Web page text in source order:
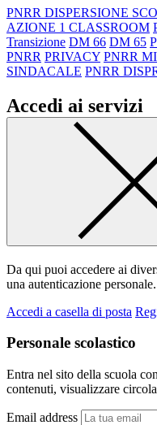
PNRR DISPERSIONE
AZIONE 1 CLASSROOM
Transizione DM 66 DM 65
PNRR PRIVACY PNRR
SINDACALE PNRR
Accedi ai servizi
Da qui puoi accedere ai
una autenticazione personale.
Accedi a casella di posta
Personale scolastico
Entra nel sito della scuola
contenuti, visualizzare
Email address